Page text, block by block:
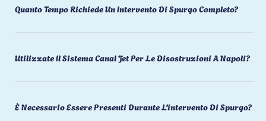
Quanto Tempo Richiede Un Intervento Di Spurgo Completo?
Utilizzate Il Sistema Canal Jet Per Le Disostruzioni A Napoli?
È Necessario Essere Presenti Durante L'intervento Di Spurgo?